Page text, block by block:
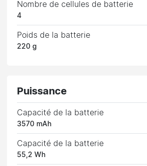
Nombre de cellules de batterie
4
Poids de la batterie
220 g
Puissance
Capacité de la batterie
3570 mAh
Capacité de la batterie
55,2 Wh